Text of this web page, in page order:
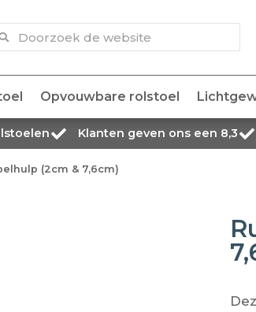
Opvouwbare rolstoel
Klanten geven ons een 8,3
(2cm & 7,6cm)